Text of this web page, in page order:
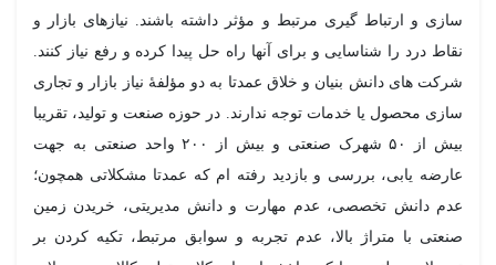
و ارتباط گیری مرتبط و مؤثر داشته باشند. نیازهای بازار و
درد را شناسایی و برای آنها راه حل پیدا کرده و رفع نیاز کنند.
های دانش بنیان و خلاق عمدتا به دو مؤلفۀ نیاز بازار و تجاری
محصول یا خدمات توجه ندارند. در حوزه صنعت و تولید، تقریبا
بیش از ۵۰ شهرک صنعتی و بیش از ۲۰۰ واحد صنعتی به جهت
یابی، بررسی و بازدید رفته ام که عمدتا مشکلاتی همچون؛
دانش تخصصی، عدم مهارت و دانش مدیریتی، خریدن زمین
با متراژ بالا، عدم تجربه و سوابق مرتبط، تکیه کردن بر